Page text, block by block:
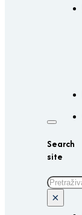
Search
site
Traži
×